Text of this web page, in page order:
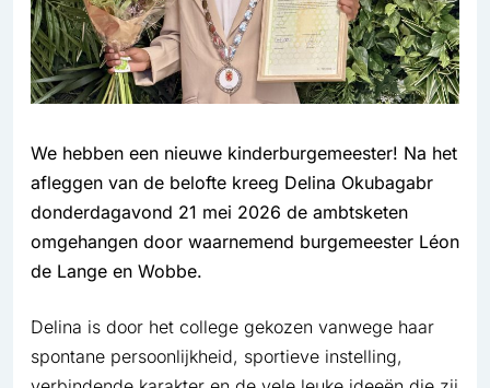
We hebben een nieuwe kinderburgemeester! Na het
afleggen van de belofte kreeg Delina Okubagabr
donderdagavond 21 mei 2026 de ambtsketen
omgehangen door waarnemend burgemeester Léon
de Lange en Wobbe.
Delina is door het college gekozen vanwege haar
spontane persoonlijkheid, sportieve instelling,